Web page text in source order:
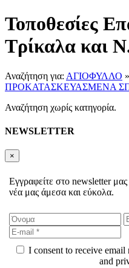
Τοποθεσίες
Τρίκαλα και
Αναζήτηση για: ΑΓΙΟΦΥΛΛΟ »
ΠΡΟΚΑΤΑΣΚΕΥΑΣΜΕΝΑ
Αναζήτηση χωρίς κατηγορία.
NEWSLETTER
×
Εγγραφείτε στο newsletter
νέα μας άμεσα και εύκολα.
I consent to receive
and